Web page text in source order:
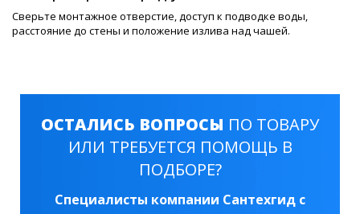
Сверьте монтажное отверстие, доступ к подводке воды,
расстояние до стены и положение излива над чашей.
ОСТАЛИСЬ ВОПРОСЫ ПО ТОВАРУ
ИЛИ ТРЕБУЕТСЯ ПОМОЩЬ В
ПОДБОРЕ?
Специалисты компании Сантехгид с